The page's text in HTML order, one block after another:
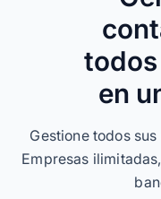
en
Gestione todos
Empresas